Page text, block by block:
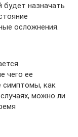
назначать
осложнения.
чего ее
симптомы, как
можно ли